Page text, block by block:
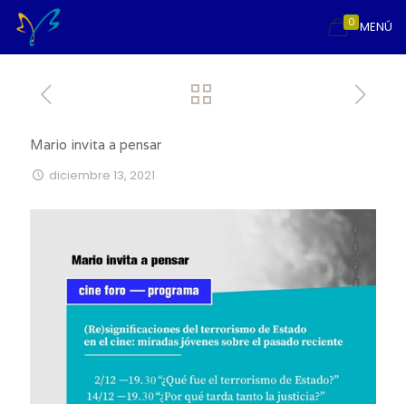
MENÚ
0
Mario invita a pensar
diciembre 13, 2021